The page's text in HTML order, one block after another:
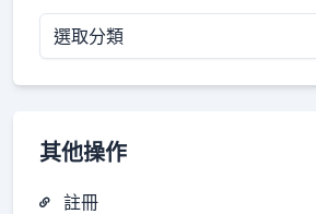
分
類
其他操作
註冊